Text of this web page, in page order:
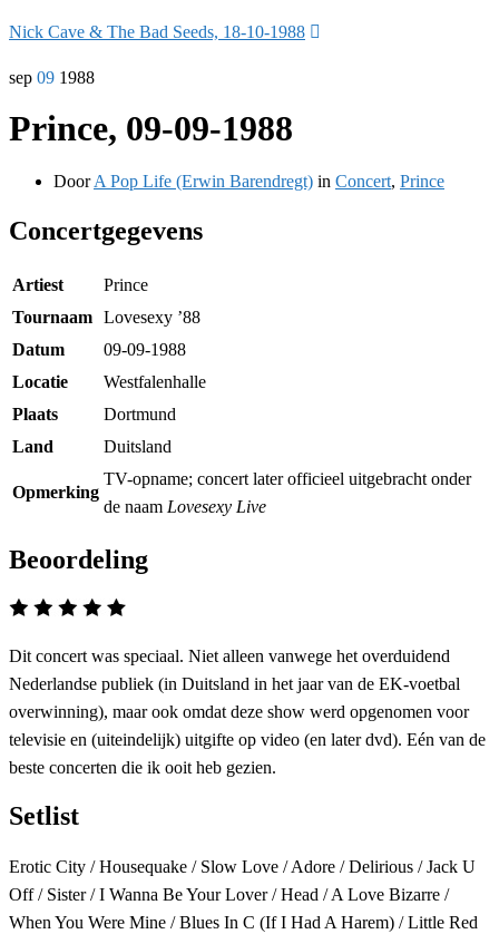
Nick Cave & The Bad Seeds, 18-10-1988
sep 09 1988
Prince, 09-09-1988
DoorA Pop Life (Erwin Barendregt) in Concert, Prince
Concertgegevens
Artiest
Prince
Tournaam Lovesexy ’88
Datum
09-09-1988
Locatie
Westfalenhalle
Plaats
Dortmund
Land
Duitsland
Opmerking
TV-opname; concert later officieel uitgebracht onder
de naam Lovesexy Live
Beoordeling
Dit concert was speciaal. Niet alleen vanwege het overduidend
Nederlandse publiek (in Duitsland in het jaar van de EK-voetbal
overwinning), maar ook omdat deze show werd opgenomen voor
televisie en (uiteindelijk) uitgifte op video (en later dvd). Eén van de
beste concerten die ik ooit heb gezien.
Setlist
Erotic City / Housequake / Slow Love / Adore / Delirious / Jack U
Off / Sister / I Wanna Be Your Lover / Head / A Love Bizarre /
When You Were Mine / Blues In C (If I Had A Harem) / Little Red